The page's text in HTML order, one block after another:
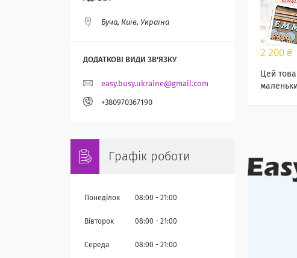
2 200 ₴
Цей
Буча, Київ, Україна
easy.busy.ukraine@gmail.com
+380970367190
Графік роботи
Понеділок 08:00 21:00
Вівторок 08:00 21:00
Середа 08:00 21:00